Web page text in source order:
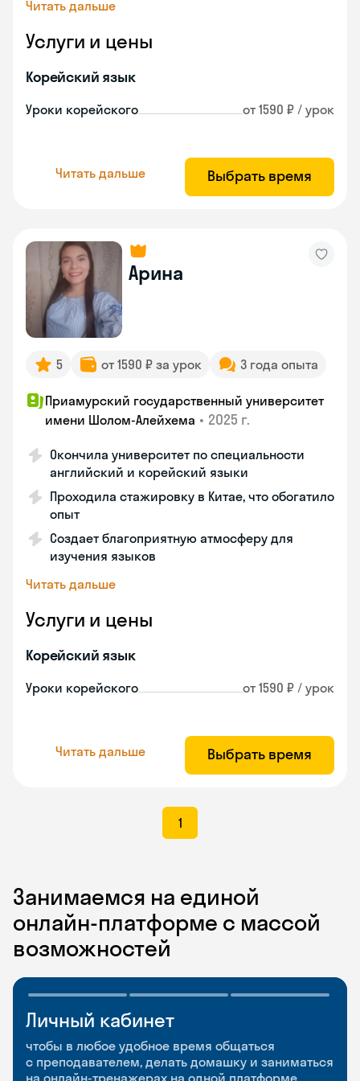
Читать дальше
Услуги и цены
Корейский язык
Уроки корейского от 1590 ₽ / урок
Читать дальше Выбрать время
Арина
5 от 1590 ₽ за урок 3 года опыта
Приамурский государственный университет
имени Шолом-Алейхема • 2025 г.
Окончила университет по специальности
английский и корейский языки
Проходила стажировку в Китае, что обогатило
опыт
Создает благоприятную атмосферу для
изучения языков
Читать дальше
Услуги и цены
Корейский язык
Уроки корейского от 1590 ₽ / урок
Читать дальше Выбрать время
1
Занимаемся на единой
онлайн-платформе с массой
возможностей
Личный кабинет
чтобы в любое удобное время общаться
с преподавателем, делать домашку и заниматься
на онлайн-тренажерах на одной платформе
Мобильное
приложение
чтобы заниматься и изучать новые слова где
Разговорные клубы
и Talks
Групповые занятия для разговорной практики